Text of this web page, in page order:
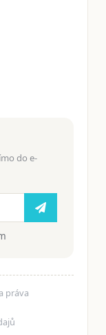
do e-
práva